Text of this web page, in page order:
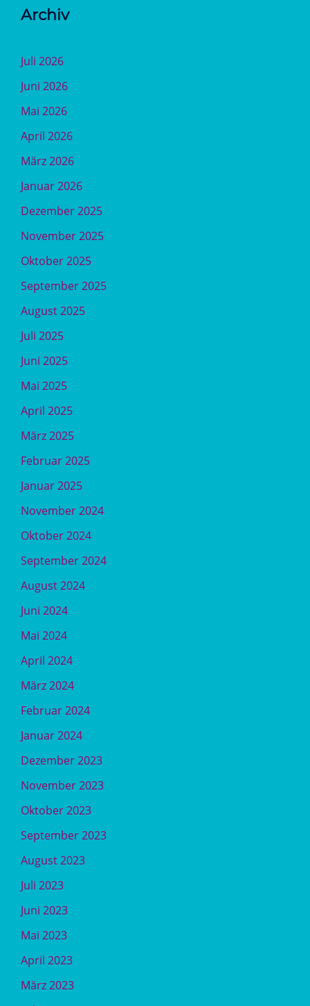
Archiv
Juli 2026
Juni 2026
Mai 2026
April 2026
März 2026
Januar 2026
Dezember 2025
November 2025
Oktober 2025
September 2025
August 2025
Juli 2025
Juni 2025
Mai 2025
April 2025
März 2025
Februar 2025
Januar 2025
November 2024
Oktober 2024
September 2024
August 2024
Juni 2024
Mai 2024
April 2024
März 2024
Februar 2024
Januar 2024
Dezember 2023
November 2023
Oktober 2023
September 2023
August 2023
Juli 2023
Juni 2023
Mai 2023
April 2023
März 2023